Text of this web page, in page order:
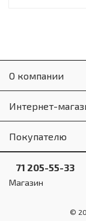
О компании
Интернет-
Покупателю
71 205-55-33
Магазин
©